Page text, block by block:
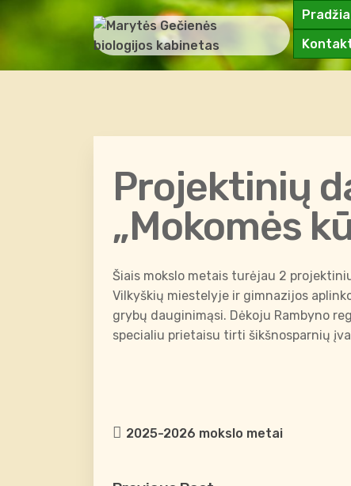
Pradžia
Projektinių
„Mokomės
Šiais mokslo metais turėjau 2
Vilkyškių miestelyje ir gimnazijos
grybų dauginimąsi. Dėkoju Rambyno
specialiu prietaisu tirti šikšnosparnių
2025-2026 mokslo metai